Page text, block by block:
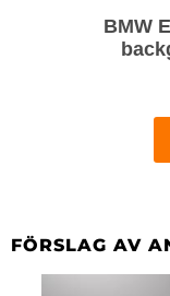
FÖRSLAG AV